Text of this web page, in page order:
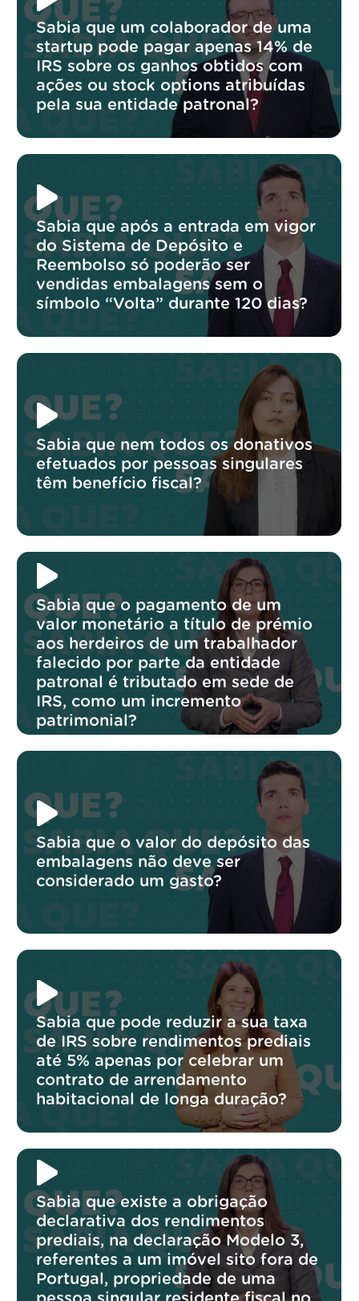
Sabia que um colaborador de uma
startup pode pagar apenas 14% de
IRS sobre os ganhos obtidos com
ações ou stock options atribuídas
pela sua entidade patronal?
Sabia que após a entrada em vigor
do Sistema de Depósito e
Reembolso só poderão ser
vendidas embalagens sem o
símbolo “Volta” durante 120 dias?
Sabia que nem todos os donativos
efetuados por pessoas singulares
têm benefício fiscal?
Sabia que o pagamento de um
valor monetário a título de prémio
aos herdeiros de um trabalhador
falecido por parte da entidade
patronal é tributado em sede de
IRS, como um incremento
patrimonial?
Sabia que o valor do depósito das
embalagens não deve ser
considerado um gasto?
Sabia que pode reduzir a sua taxa
de IRS sobre rendimentos prediais
até 5% apenas por celebrar um
contrato de arrendamento
habitacional de longa duração?
Sabia que existe a obrigação
declarativa dos rendimentos
prediais, na declaração Modelo 3,
referentes a um imóvel sito fora de
Portugal, propriedade de uma